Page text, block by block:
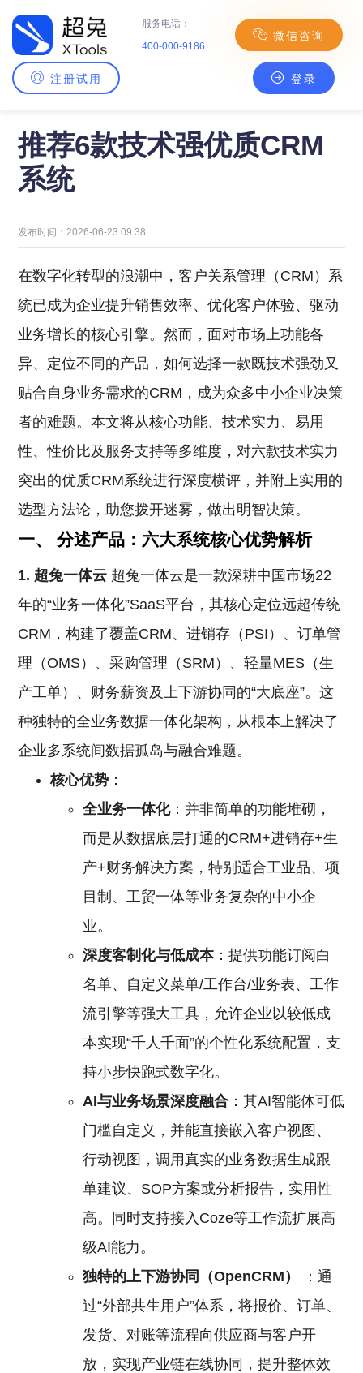
服务电话：
400-000-9186
微信咨询
注册试用 登录
主页>CRM百科> 推荐6款技术强优质CRM系统
推荐6款技术强优质CRM
系统
发布时间：2026-06-23 09:38
在数字化转型的浪潮中，客户关系管理（CRM）系
统已成为企业提升销售效率、优化客户体验、驱动
业务增长的核心引擎。然而，面对市场上功能各
异、定位不同的产品，如何选择一款既技术强劲又
贴合自身业务需求的CRM，成为众多中小企业决策
者的难题。本文将从核心功能、技术实力、易用
性、性价比及服务支持等多维度，对六款技术实力
突出的优质CRM系统进行深度横评，并附上实用的
选型方法论，助您拨开迷雾，做出明智决策。
一、 分述产品：六大系统核心优势解析
1. 超兔一体云 超兔一体云是一款深耕中国市场22
年的“业务一体化”SaaS平台，其核心定位远超传统
CRM，构建了覆盖CRM、进销存（PSI）、订单管
理（OMS）、采购管理（SRM）、轻量MES（生
产工单）、财务薪资及上下游协同的“大底座”。这
种独特的全业务数据一体化架构，从根本上解决了
企业多系统间数据孤岛与融合难题。
核心优势 ：
全业务一体化：并非简单的功能堆砌，
而是从数据底层打通的CRM+进销存+生
产+财务解决方案，特别适合工业品、项
目制、工贸一体等业务复杂的中小企
业。
深度客制化与低成本：提供功能订阅白
名单、自定义菜单/工作台/业务表、工作
流引擎等强大工具，允许企业以较低成
本实现“千人千面”的个性化系统配置，支
持小步快跑式数字化。
AI与业务场景深度融合 ：其AI智能体可低
门槛自定义，并能直接嵌入客户视图、
行动视图，调用真实的业务数据生成跟
单建议、SOP方案或分析报告，实用性
高。同时支持接入Coze等工作流扩展高
级AI能力。
独特的上下游协同（OpenCRM）
：通
过“外部共生用户”体系，将报价、订单、
发货、对账等流程向供应商与客户开
放，实现产业链在线协同，提升整体效